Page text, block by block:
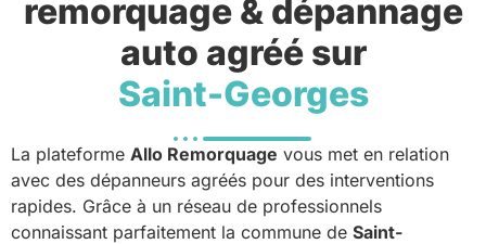
remorquage & dépannage
auto agréé sur
Saint-Georges
La plateforme Allo Remorquage vous met en relation
avec des dépanneurs agréés pour des interventions
rapides. Grâce à un réseau de professionnels
connaissant parfaitement la commune de Saint-